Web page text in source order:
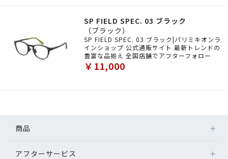
SP FIELD SPEC. 03 ブラック
（ブラック）
SP FIELD SPEC. 03 ブラック|パリミキオンラ
インショップ 公式通販サイト 最新トレンドの
豊富な品揃え 全国店舗でアフターフォロー
￥11,000
商品
アフターサービス